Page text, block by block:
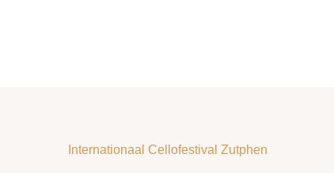
Internationaal Cellofestival Zutphen